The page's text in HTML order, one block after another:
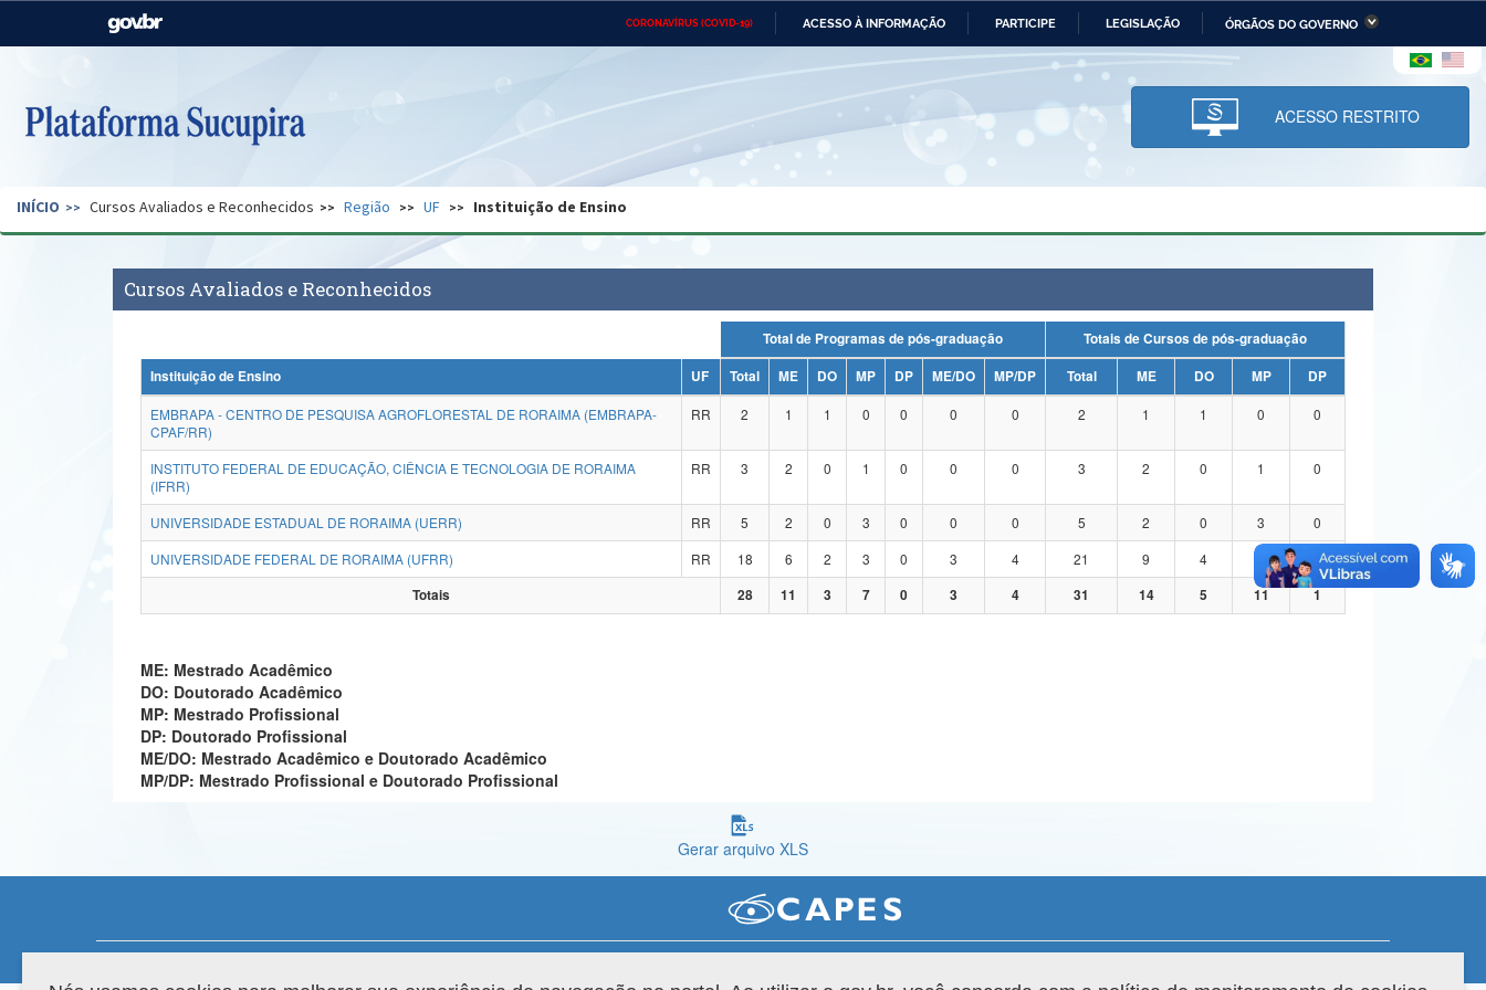
CORONAVÍRUS (COVID-19) ACESSO À INFORMAÇÃO PARTICIPE LEGISLAÇÃO ÓRGÃOS DO GOVERNO
Casa Civil Ministério das Relações Ministério da Economia Ministério da Infraestrutura
Pecuária e Abastecimento
Ministério da Ciência,
Tecnologia, Inovações e
Comunicações
Ministério do Desenvolvimento
Regional e dos Direitos Humanos
Secretaria de Governo Gabinete de Segurança Advocacia-Geral da União Banco Central do Brasil Planalto
ACESSO RESTRITO
INÍCIO Cursos Avaliados e Reconhecidos Região UF Instituição de Ensino
Cursos Avaliados e Reconhecidos
Total de Programas de pós-graduação
Totais de Cursos de pós-graduação
Instituição de Ensino
UF Total ME DO MP DP ME/DO MP/DP Total ME DO MP
DP
EMBRAPA - CENTRO DE PESQUISA AGROFLORESTAL DE RORAIMA (EMBRAPA-
CPAF/RR)
RR 2 1 1 0 0 0 0 2 1 1 0 0
INSTITUTO FEDERAL DE EDUCAÇÃO, CIÊNCIA E TECNOLOGIA DE RORAIMA
(IFRR)
RR 3 2 0 1 0 0 0 3 2 0 1 0
UNIVERSIDADE ESTADUAL DE RORAIMA (UERR) RR 5 2 0 3 0 0 0 5 2 0 3
0
UNIVERSIDADE FEDERAL DE RORAIMA (UFRR)
RR 18 6 2 3 0 3 4 21 9 4
1
Totais
28 11 3 7 0 3 4 31 14 5 11 1
ME: Mestrado Acadêmico
DO: Doutorado Acadêmico
MP: Mestrado Profissional
DP: Doutorado Profissional
ME/DO: Mestrado Acadêmico e Doutorado Acadêmico
MP/DP: Mestrado Profissional e Doutorado Profissional
Gerar arquivo XLS
Compatibilidade